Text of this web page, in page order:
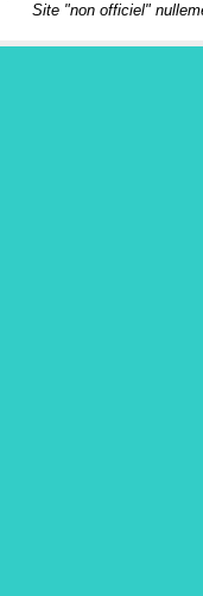
Site "non officiel"